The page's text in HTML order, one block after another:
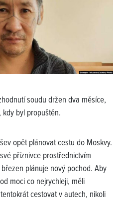
soudu držen dva měsíce,
byl propuštěn.
opět plánovat cestu do Moskvy.
příznivce prostřednictvím
plánuje nový pochod. Aby
moci co nejrychleji, měli
cestovat v autech, nikoli